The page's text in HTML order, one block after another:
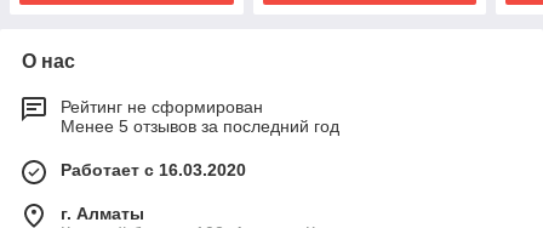
О нас
Рейтинг не сформирован
Менее 5 отзывов за последний год
Работает с 16.03.2020
г. Алматы